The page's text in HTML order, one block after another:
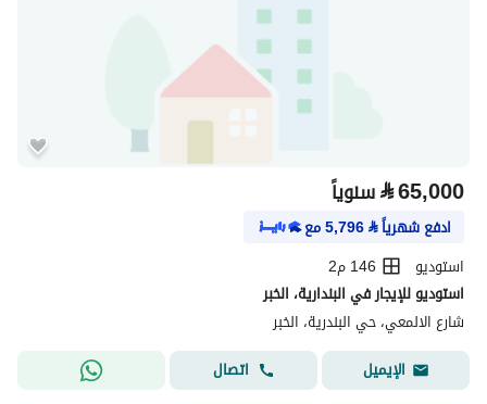
⃁65,000 سنوياً
ادفع شهرياً⃁
5,796مع
استوديو
146 م2
استوديو للإيجار في البندارية، الخبر
شارع الالمعي، حي البندرية، الخبر
الإيميل
اتصال